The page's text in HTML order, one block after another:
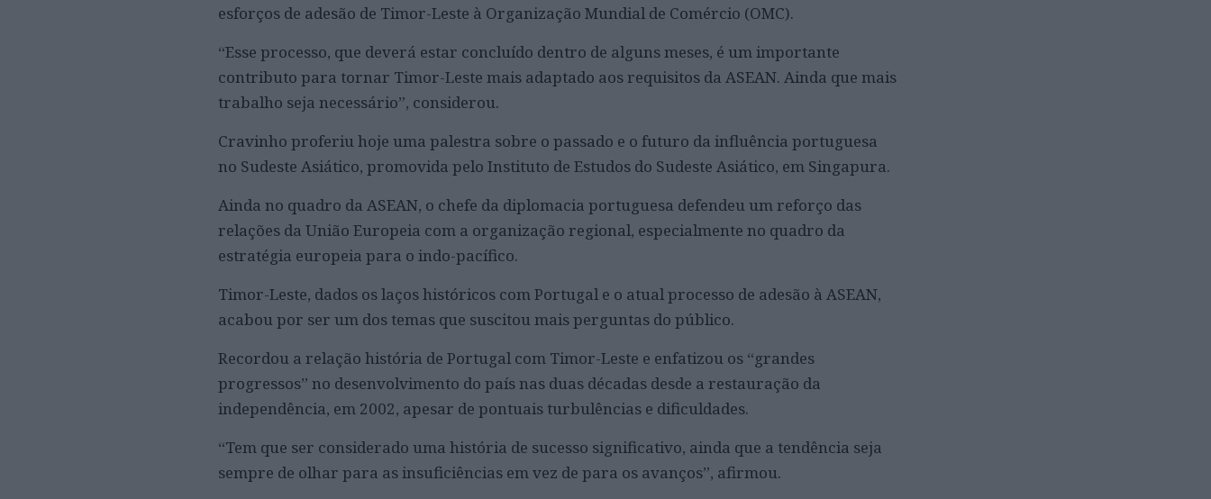
esforços de adesão de Timor-Leste à Organização Mundial de Comércio (OMC).
“Esse processo, que deverá estar concluído dentro de alguns meses, é um importante
contributo para tornar Timor-Leste mais adaptado aos requisitos da ASEAN. Ainda que mais
trabalho seja necessário”, considerou.
Cravinho proferiu hoje uma palestra sobre o passado e o futuro da influência portuguesa
no Sudeste Asiático, promovida pelo Instituto de Estudos do Sudeste Asiático, em Singapura.
Ainda no quadro da ASEAN, o chefe da diplomacia portuguesa defendeu um reforço das
relações da União Europeia com a organização regional, especialmente no quadro da
estratégia europeia para o indo-pacífico.
Timor-Leste, dados os laços históricos com Portugal e o atual processo de adesão à ASEAN,
acabou por ser um dos temas que suscitou mais perguntas do público.
Recordou a relação história de Portugal com Timor-Leste e enfatizou os “grandes
progressos” no desenvolvimento do país nas duas décadas desde a restauração da
independência, em 2002, apesar de pontuais turbulências e dificuldades.
“Tem que ser considerado uma história de sucesso significativo, ainda que a tendência seja
sempre de olhar para as insuficiências em vez de para os avanços”, afirmou.